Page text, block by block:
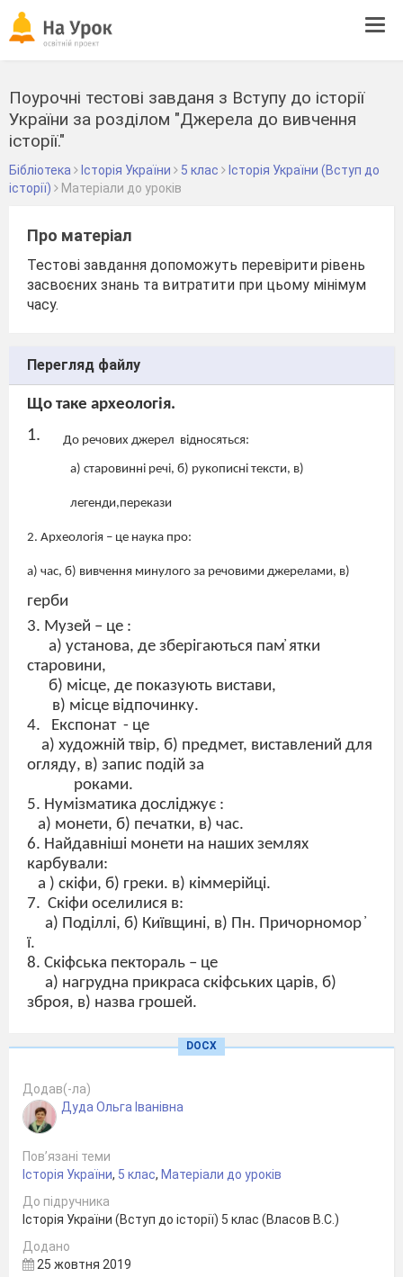
Поурочні тестові завданя з Вступу до історії
України за розділом "Джерела до вивчення
історії."
Бібліотека Історія України 5 клас
Історія України (Вступ до
історії)
Матеріали до уроків
Про матеріал
Тестові завдання допоможуть перевірити рівень
засвоєних знань та витратити при цьому мінімум
часу.
Перегляд файлу
Що таке археологія.
До речових джерел відносяться:
а) старовинні речі, б) рукописні тексти, в)
легенди,перекази
2. Археологія – це наука про:
а) час, б) вивчення минулого за речовими джерелами, в)
герби
3. Музей – це :
а) установа, де зберігаються пам҆ ятки
старовини,
б) місце, де показують вистави,
в) місце відпочинку.
4.
Експонат - це
а) художній твір, б) предмет, виставлений для
огляду, в) запис подій за
роками.
5. Нумізматика досліджує :
а) монети, б) печатки, в) час.
6. Найдавніші монети на наших землях
карбували:
а ) скіфи, б) греки. в) кіммерійці.
7. Скіфи оселилися в:
а) Поділлі, б) Київщині, в) Пн. Причорномор ҆
ї.
8. Скіфська пектораль – це
а) нагрудна прикраса скіфських царів, б)
зброя, в) назва грошей.
а) будівля, б) місце поховання заможних
10. Скіфську пектораль було знайдено
археологом
а) Б. Мозолевським, б) М . Грушевським, в)
11.
За козацької доби на печатках
зображували:
А) шаблю, б) козака з мушкетом, в) тризуб.
DOCX
Додав(-ла)
Дуда Ольга Іванівна
Пов’язані теми
Історія України, 5 клас, Матеріали до уроків
До підручника
Історія України (Вступ до історії) 5 клас (Власов В.С.)
Додано
25 жовтня 2019